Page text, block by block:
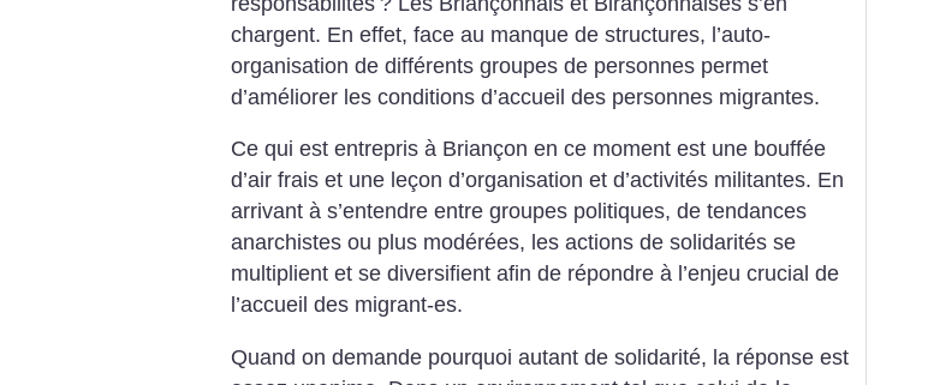
chargent. En effet, face au manque de structures, l’auto-
organisation de différents groupes de personnes permet
d’améliorer les conditions d’accueil des personnes migrantes.
Ce qui est entrepris à Briançon en ce moment est une bouffée
d’air frais et une leçon d’organisation et d’activités militantes. En
arrivant à s’entendre entre groupes politiques, de tendances
anarchistes ou plus modérées, les actions de solidarités se
multiplient et se diversifient afin de répondre à l’enjeu crucial de
l’accueil des migrant-es.
Quand on demande pourquoi autant de solidarité, la réponse est